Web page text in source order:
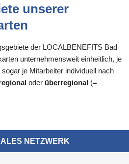
unserer
der LOCALBENEFITS Bad
unternehmensweit einheitlich, je
je Mitarbeiter individuell nach
oder überregional (=
NETZWERK